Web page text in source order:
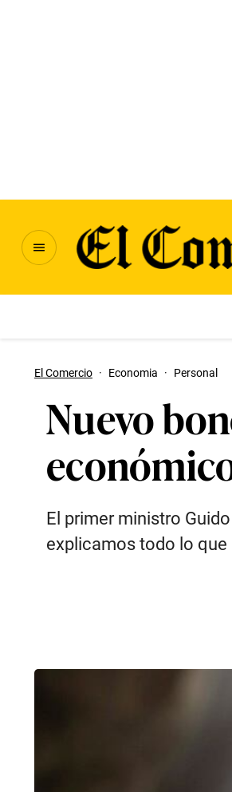
El Comercio · Economia · Personal
Nuevo
El primer ministro
explicamos todo lo